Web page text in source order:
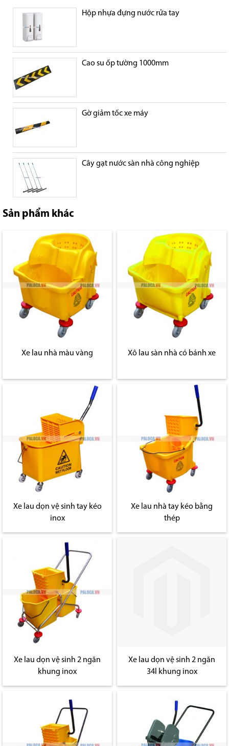
Hộp nhựa đựng nước rửa tay
Cao su ốp tường 1000mm
Gờ giảm tốc xe máy
Cây gạt nước sàn nhà công nghiệp
Sản phẩm khác
Xe lau nhà màu vàng Xô lau sàn nhà có bánh xe
Xe lau dọn vệ sinh tay kéo
inox
Xe lau nhà tay kéo bằng
thép
Xe lau dọn vệ sinh 2 ngăn
khung inox
Xe lau dọn vệ sinh 2 ngăn
34l khung inox